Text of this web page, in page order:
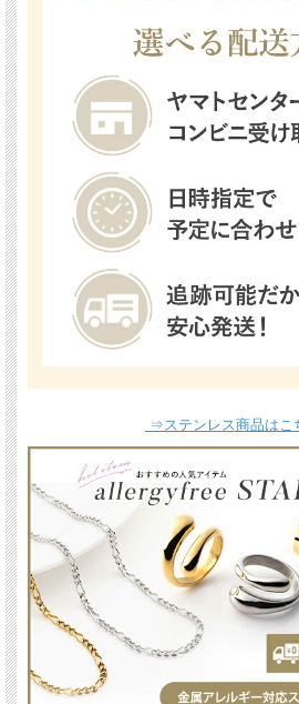
⇒ステンレス商品はこ